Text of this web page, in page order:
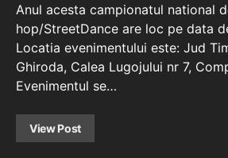
Anul acesta campionatul national
hop/StreetDance are loc pe data
Locatia evenimentului este: Jud
Ghiroda, Calea Lugojului nr 7,
Evenimentul se…
View Post